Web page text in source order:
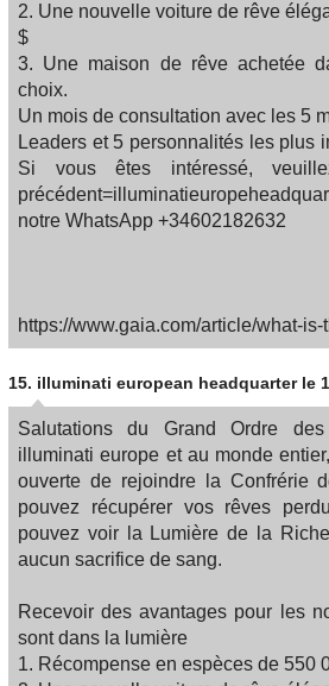
2. Une nouvelle voiture de rêve
$
3. Une maison de rêve achetée
choix.
Un mois de consultation avec les 5
Leaders et 5 personnalités les plus
Si vous êtes intéressé,
notre WhatsApp +34602182632
https://www.gaia.com/article/what-
15. illuminati european headquarter le
Salutations du Grand Ordre
illuminati europe et au monde
ouverte de rejoindre la Confrérie
pouvez récupérer vos rêves
pouvez voir la Lumière de la
aucun sacrifice de sang.
Recevoir des avantages pour les
sont dans la lumière
1. Récompense en espèces de 550